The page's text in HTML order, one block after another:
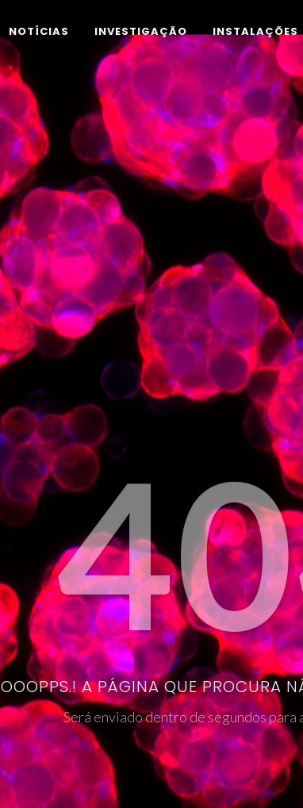
NOTÍCIAS INVESTIGAÇÃO INSTALAÇÕES
OOOPPS.! A PÁGINA QUE PROCURA
Será enviado dentro de segundos para